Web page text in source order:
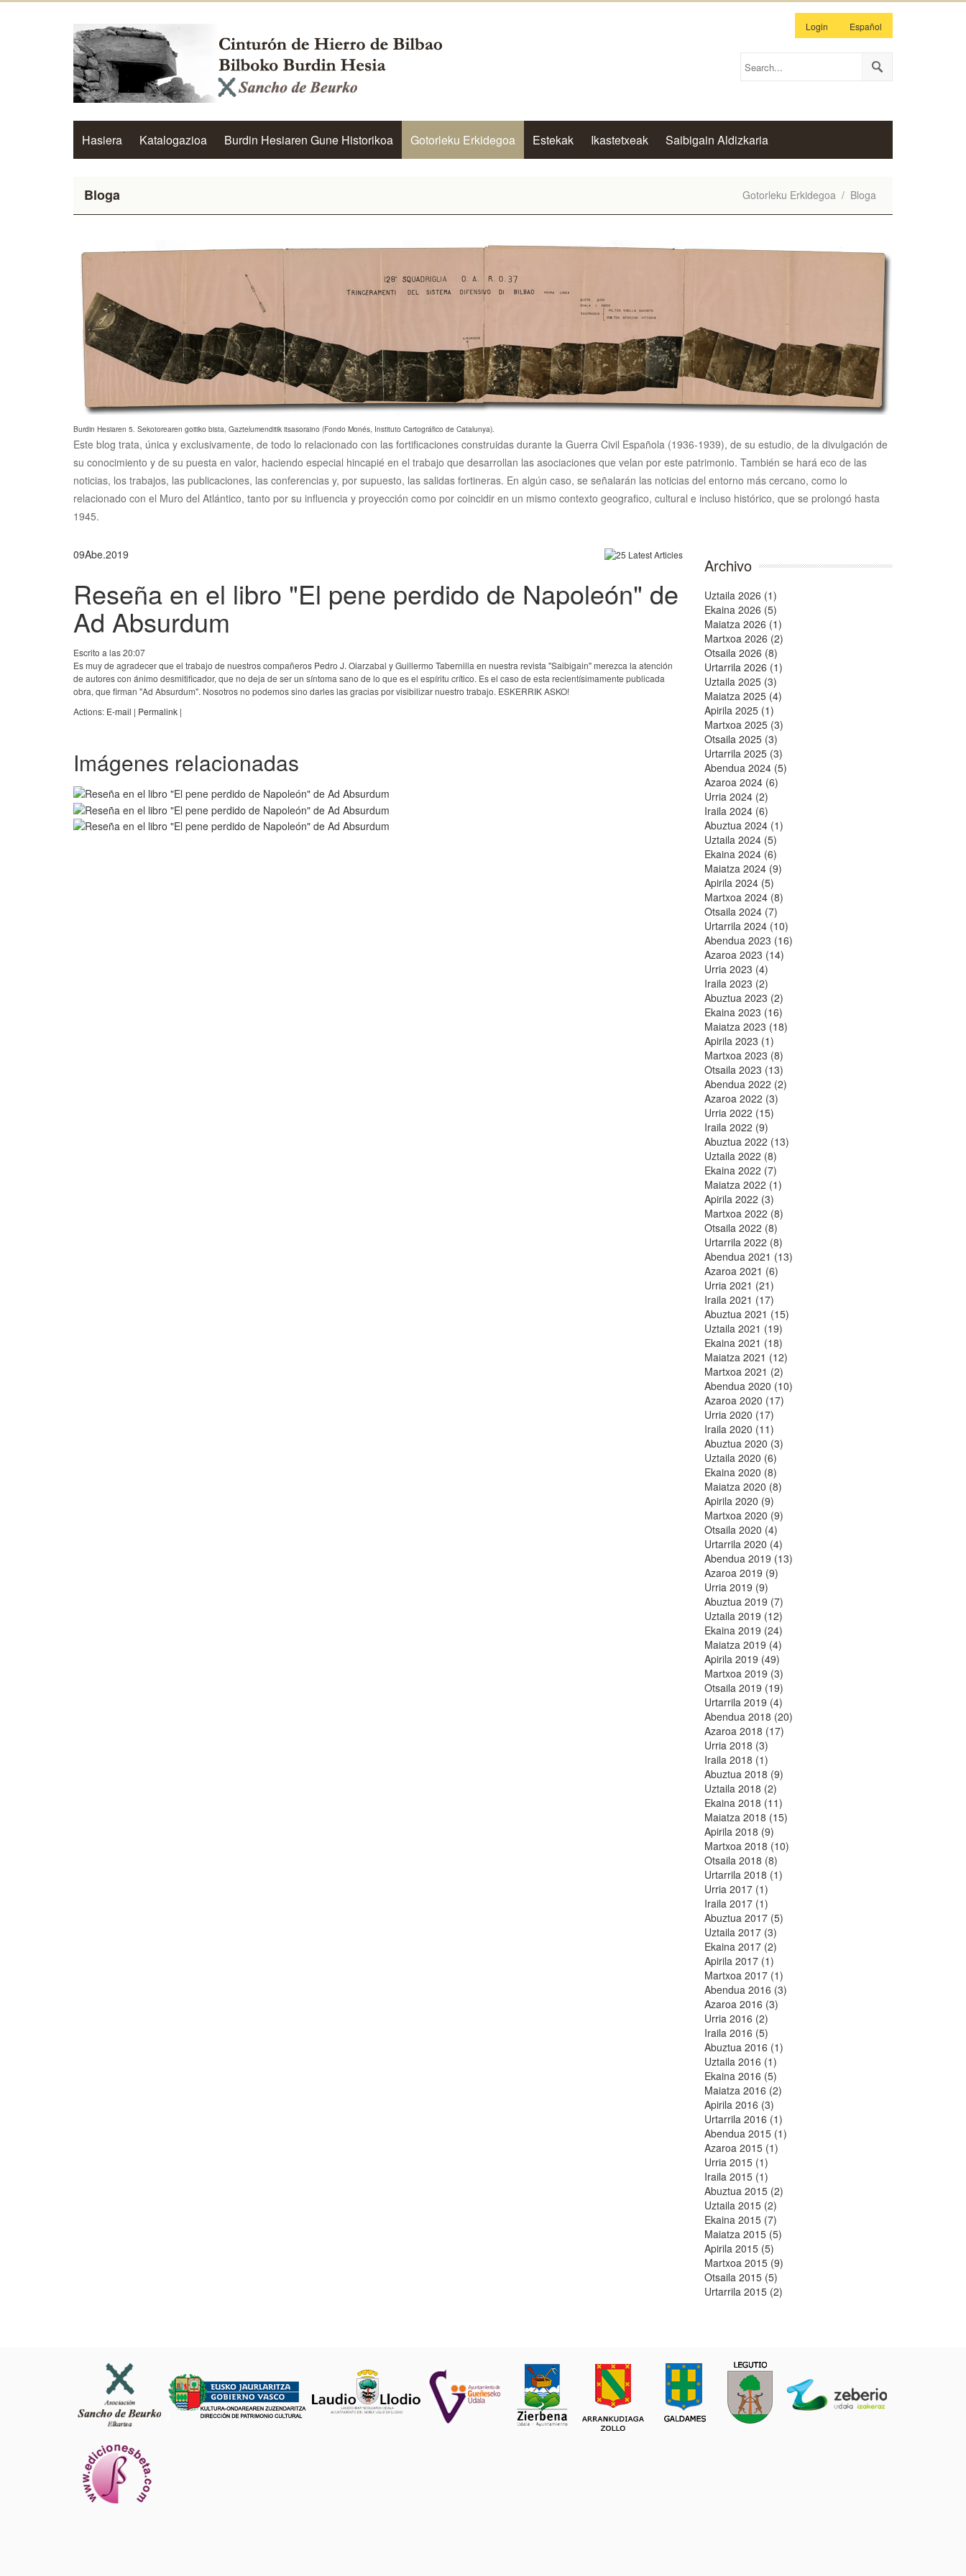
Login Español
Hasiera Katalogazioa Burdin Hesiaren Gune Historikoa Gotorleku Erkidegoa Estekak Ikastetxeak Saibigain Aldizkaria
Bloga Gotorleku Erkidegoa / Bloga
Burdin Hesiaren 5. Sekotorearen goitiko bista, Gaztelumenditik itsasoraino (Fondo Monés, Instituto Cartográfico de Catalunya).
Este blog trata, única y exclusivamente, de todo lo relacionado con las fortificaciones construidas durante la Guerra Civil Española (1936-1939), de su estudio, de la divulgación de
su conocimiento y de su puesta en valor, haciendo especial hincapié en el trabajo que desarrollan las asociaciones que velan por este patrimonio. También se hará eco de las
noticias, los trabajos, las publicaciones, las conferencias y, por supuesto, las salidas fortineras. En algún caso, se señalarán las noticias del entorno más cercano, como lo
relacionado con el Muro del Atlántico, tanto por su influencia y proyección como por coincidir en un mismo contexto geografico, cultural e incluso histórico, que se prolongó hasta
1945.
09Abe.2019
Reseña en el libro "El pene perdido de Napoleón" de
Ad Absurdum
Escrito a las 20:07
Es muy de agradecer que el trabajo de nuestros compañeros Pedro J. Oiarzabal y Guillermo Tabernilla en nuestra revista "Saibigain" merezca la atención
de autores con ánimo desmitificador, que no deja de ser un síntoma sano de lo que es el espíritu crítico. Es el caso de esta recientísimamente publicada
obra, que firman "Ad Absurdum". Nosotros no podemos sino darles las gracias por visibilizar nuestro trabajo. ESKERRIK ASKO!
Actions: E-mail | Permalink |
Imágenes relacionadas
Archivo
Uztaila 2026 (1)
Ekaina 2026 (5)
Maiatza 2026 (1)
Martxoa 2026 (2)
Otsaila 2026 (8)
Urtarrila 2026 (1)
Uztaila 2025 (3)
Maiatza 2025 (4)
Apirila 2025 (1)
Martxoa 2025 (3)
Otsaila 2025 (3)
Urtarrila 2025 (3)
Abendua 2024 (5)
Azaroa 2024 (6)
Urria 2024 (2)
Iraila 2024 (6)
Abuztua 2024 (1)
Uztaila 2024 (5)
Ekaina 2024 (6)
Maiatza 2024 (9)
Apirila 2024 (5)
Martxoa 2024 (8)
Otsaila 2024 (7)
Urtarrila 2024 (10)
Abendua 2023 (16)
Azaroa 2023 (14)
Urria 2023 (4)
Iraila 2023 (2)
Abuztua 2023 (2)
Ekaina 2023 (16)
Maiatza 2023 (18)
Apirila 2023 (1)
Martxoa 2023 (8)
Otsaila 2023 (13)
Abendua 2022 (2)
Azaroa 2022 (3)
Urria 2022 (15)
Iraila 2022 (9)
Abuztua 2022 (13)
Uztaila 2022 (8)
Ekaina 2022 (7)
Maiatza 2022 (1)
Apirila 2022 (3)
Martxoa 2022 (8)
Otsaila 2022 (8)
Urtarrila 2022 (8)
Abendua 2021 (13)
Azaroa 2021 (6)
Urria 2021 (21)
Iraila 2021 (17)
Abuztua 2021 (15)
Uztaila 2021 (19)
Ekaina 2021 (18)
Maiatza 2021 (12)
Martxoa 2021 (2)
Abendua 2020 (10)
Azaroa 2020 (17)
Urria 2020 (17)
Iraila 2020 (11)
Abuztua 2020 (3)
Uztaila 2020 (6)
Ekaina 2020 (8)
Maiatza 2020 (8)
Apirila 2020 (9)
Martxoa 2020 (9)
Otsaila 2020 (4)
Urtarrila 2020 (4)
Abendua 2019 (13)
Azaroa 2019 (9)
Urria 2019 (9)
Abuztua 2019 (7)
Uztaila 2019 (12)
Ekaina 2019 (24)
Maiatza 2019 (4)
Apirila 2019 (49)
Martxoa 2019 (3)
Otsaila 2019 (19)
Urtarrila 2019 (4)
Abendua 2018 (20)
Azaroa 2018 (17)
Urria 2018 (3)
Iraila 2018 (1)
Abuztua 2018 (9)
Uztaila 2018 (2)
Ekaina 2018 (11)
Maiatza 2018 (15)
Apirila 2018 (9)
Martxoa 2018 (10)
Otsaila 2018 (8)
Urtarrila 2018 (1)
Urria 2017 (1)
Iraila 2017 (1)
Abuztua 2017 (5)
Uztaila 2017 (3)
Ekaina 2017 (2)
Apirila 2017 (1)
Martxoa 2017 (1)
Abendua 2016 (3)
Azaroa 2016 (3)
Urria 2016 (2)
Iraila 2016 (5)
Abuztua 2016 (1)
Uztaila 2016 (1)
Ekaina 2016 (5)
Maiatza 2016 (2)
Apirila 2016 (3)
Urtarrila 2016 (1)
Abendua 2015 (1)
Azaroa 2015 (1)
Urria 2015 (1)
Iraila 2015 (1)
Abuztua 2015 (2)
Uztaila 2015 (2)
Ekaina 2015 (7)
Maiatza 2015 (5)
Apirila 2015 (5)
Martxoa 2015 (9)
Otsaila 2015 (5)
Urtarrila 2015 (2)